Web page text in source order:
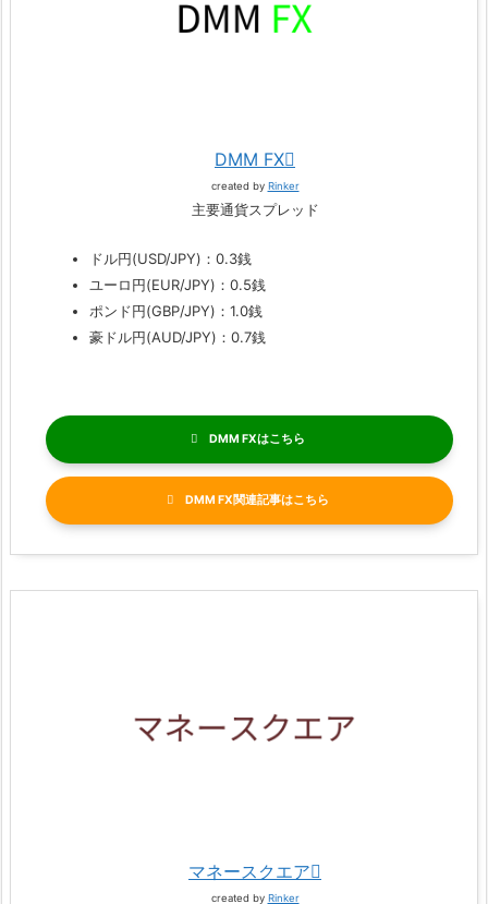
DMM FX
created by Rinker
主要通貨スプレッド
ドル円(USD/JPY)：0.3銭
ユーロ円(EUR/JPY)：0.5銭
ポンド円(GBP/JPY)：1.0銭
豪ドル円(AUD/JPY)：0.7銭
DMM FX
DMM FX関連記事
マネースクエア
created by Rinker